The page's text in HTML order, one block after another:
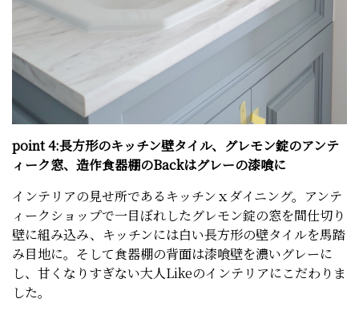
point 4:長方形のキッチン壁タイル、グレモン錠のアンテ
ィーク窓、造作食器棚のBackはグレーの漆喰に
インテリアの見せ所であるキッチンｘダイニング。アンテ
ィークショップで一目ぼれしたグレモン錠の窓を間仕切り
壁に組み込み、キッチンには白い長方形の壁タイルを馬踏
み目地に。そして食器棚の背面は漆喰壁を濃いグレーに
し、甘くなりすぎない大人Likeのインテリアにこだわりま
した。